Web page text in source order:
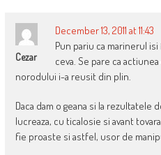
Cezar
December 13, 2011 at 11:43
Pun pariu ca marinerul
ceva. Se pare ca
norodului i-a reusit din plin.
Daca dam o geana si la rezultatele
lucreaza, cu ticalosie si avant
fie proaste si astfel, usor de